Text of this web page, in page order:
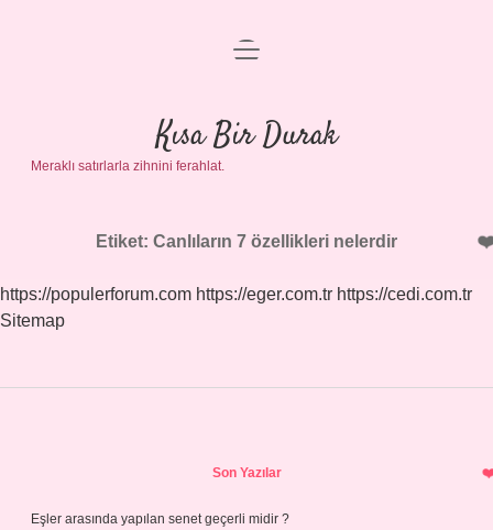
Anasayfa
Gizlilik Politikası
Yasal Uyarı
menüyü
Kısa Bir Durak
Meraklı satırlarla zihnini ferahlat.
Etiket: Canlıların 7 özellikleri nelerdir
https://populerforum.com https://eger.com.tr https://cedi.com.tr
Sitemap
Son Yazılar
Eşler arasında yapılan senet geçerli midir ?